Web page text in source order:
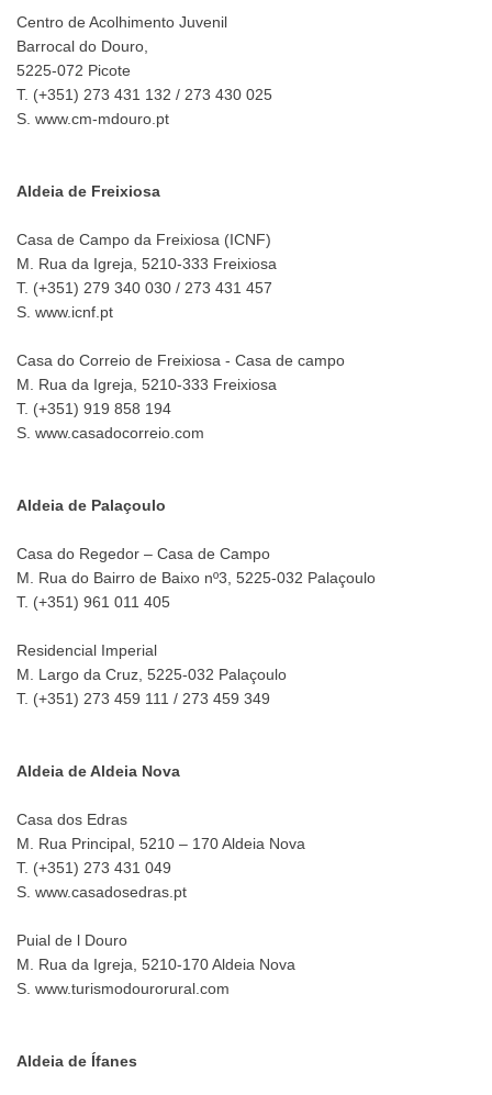
Centro de Acolhimento Juvenil
Barrocal do Douro,
5225-072 Picote
T. (+351) 273 431 132 / 273 430 025
S. www.cm-mdouro.pt
Aldeia de Freixiosa
Casa de Campo da Freixiosa (ICNF)
M. Rua da Igreja, 5210-333 Freixiosa
T. (+351) 279 340 030 / 273 431 457
S. www.icnf.pt
Casa do Correio de Freixiosa - Casa de campo
M. Rua da Igreja, 5210-333 Freixiosa
T. (+351) 919 858 194
S. www.casadocorreio.com
Aldeia de Palaçoulo
Casa do Regedor – Casa de Campo
M. Rua do Bairro de Baixo nº3, 5225-032 Palaçoulo
T. (+351) 961 011 405
Residencial Imperial
M. Largo da Cruz, 5225-032 Palaçoulo
T. (+351) 273 459 111 / 273 459 349
Aldeia de Aldeia Nova
Casa dos Edras
M. Rua Principal, 5210 – 170 Aldeia Nova
T. (+351) 273 431 049
S. www.casadosedras.pt
Puial de l Douro
M. Rua da Igreja, 5210-170 Aldeia Nova
S. www.turismodourorural.com
Aldeia de Ífanes